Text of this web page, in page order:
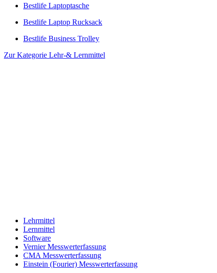
Bestlife Laptoptasche
Bestlife Laptop Rucksack
Bestlife Business Trolley
Zur Kategorie Lehr-& Lernmittel
Lehrmittel
Lernmittel
Software
Vernier Messwerterfassung
CMA Messwerterfassung
Einstein (Fourier) Messwerterfassung